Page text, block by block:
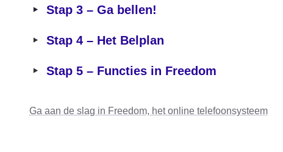
‣ Stap 3 – Ga bellen!
‣ Stap 4 – Het Belplan
‣ Stap 5 – Functies in Freedom
Ga aan de slag in Freedom, het online telefoonsysteem